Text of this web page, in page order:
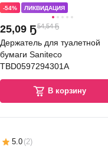
-54% ЛИКВИДАЦИЯ
25,09 Ҕ54,54 Ҕ
Держатель для туалетной
бумаги Saniteco
TBD0597294301A
В корзину
5.0 (2)